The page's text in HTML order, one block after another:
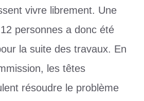
vivre librement. Une
personnes a donc été
la suite des travaux. En
les têtes
résoudre le problème